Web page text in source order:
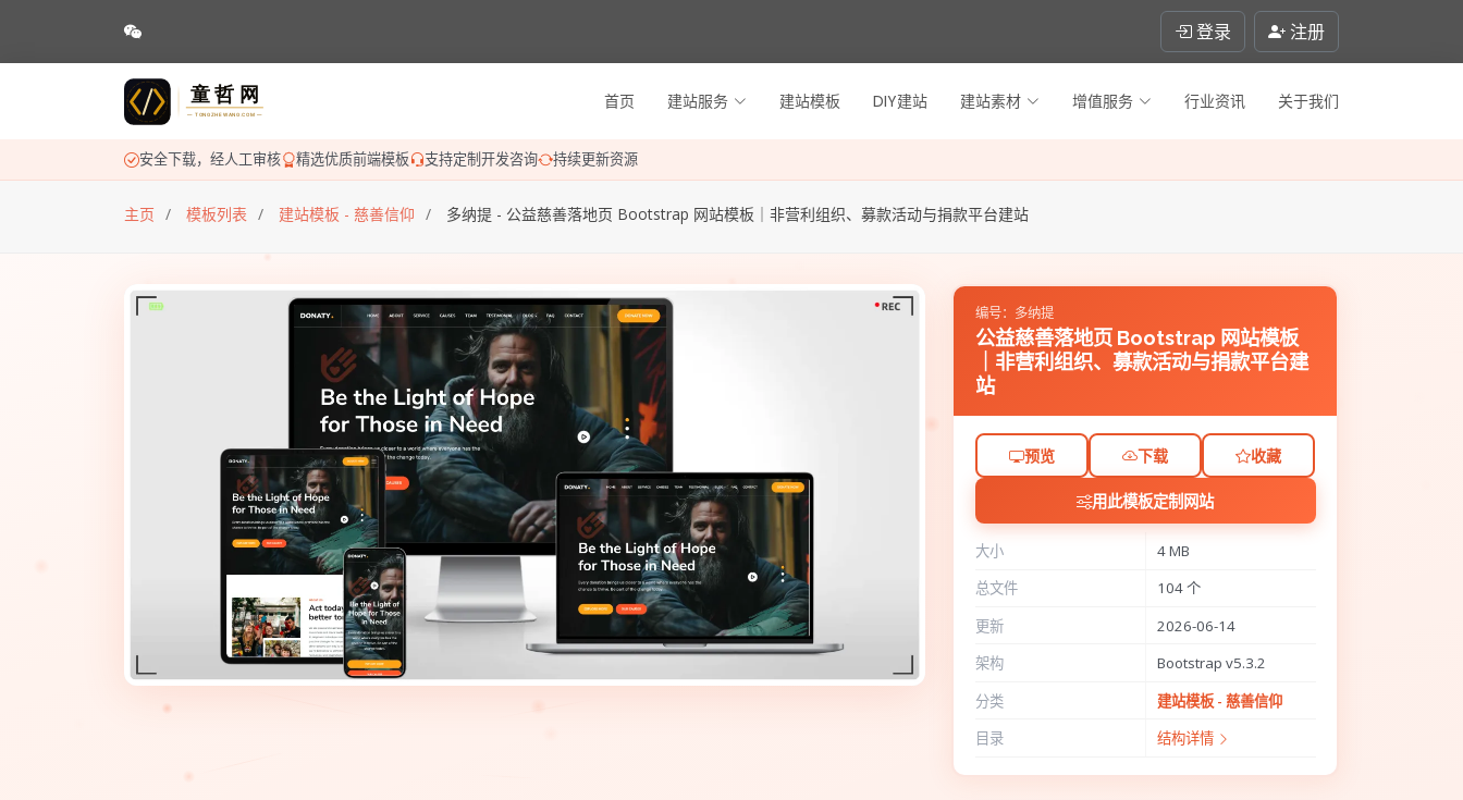
登录 注册
首页 建站服务 建站模板 DIY建站 建站素材 增值服务 行业资讯 关于我们
安全下载，经人工审核 精选优质前端模板 支持定制开发咨询 持续更新资源
主页 模板列表 建站模板 - 慈善信仰 多纳提 - 公益慈善落地页 Bootstrap 网站模板｜非营利组织、募款活动与捐款平台建站
编号：多纳提
公益慈善落地页 Bootstrap 网站模板
｜非营利组织、募款活动与捐款平台建
站
预览 下载 收藏
用此模板定制网站
大小
4 MB
总文件
104 个
更新
2026-06-14
架构
Bootstrap v5.3.2
分类
建站模板 - 慈善信仰
目录
结构详情